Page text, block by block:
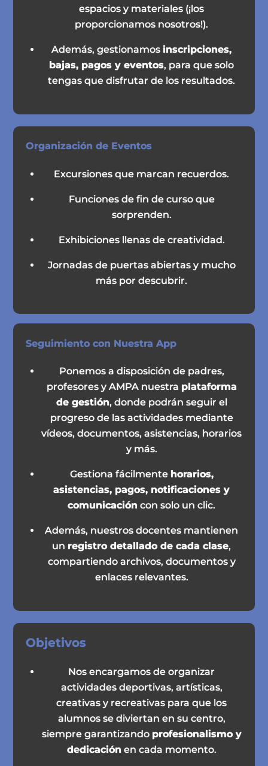
espacios y materiales (¡los
proporcionamos nosotros!).
Además, gestionamosinscripciones,
bajas, pagos y eventos, para que solo
tengas que disfrutar de los resultados.
Organización de Eventos
Excursiones que marcan recuerdos.
Funciones de fin de curso que
sorprenden.
Exhibiciones llenas de creatividad.
Jornadas de puertas abiertas y mucho
más por descubrir.
Seguimiento con Nuestra App
Ponemos a disposición de padres,
profesores y AMPA nuestra plataforma
de gestión, donde podrán seguir el
progreso de las actividades mediante
vídeos, documentos, asistencias, horarios
y más.
Gestiona fácilmente horarios,
asistencias, pagos, notificaciones y
comunicación con solo un clic.
Además, nuestros docentes mantienen
un registro detallado de cada clase,
compartiendo archivos, documentos y
enlaces relevantes.
Objetivos
Nos encargamos de organizar
actividades deportivas, artísticas,
creativas y recreativas para que los
alumnos se diviertan en su centro,
siempre garantizando profesionalismo y
dedicación en cada momento.